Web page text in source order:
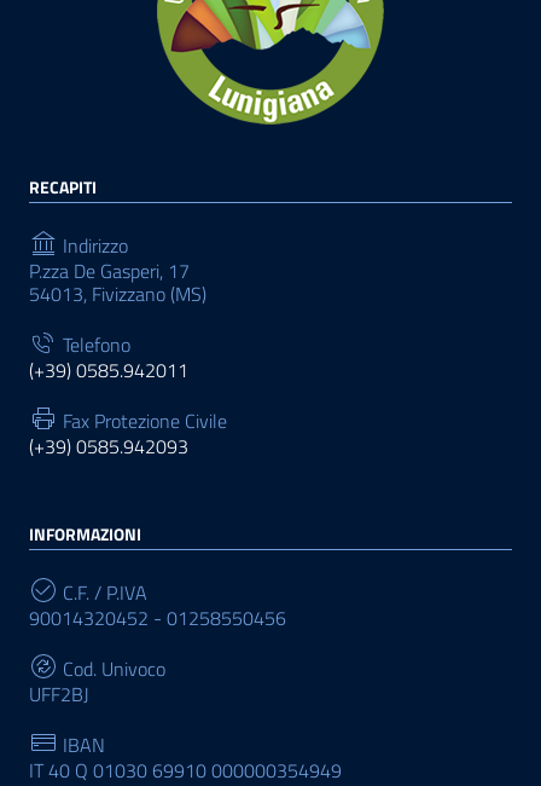
RECAPITI
Indirizzo
P.zza De Gasperi, 17
54013, Fivizzano (MS)
Telefono
(+39) 0585.942011
Fax Protezione Civile
(+39) 0585.942093
INFORMAZIONI
C.F. / P.IVA
90014320452 - 01258550456
Cod. Univoco
UFF2BJ
IBAN
IT 40 Q 01030 69910 000000354949